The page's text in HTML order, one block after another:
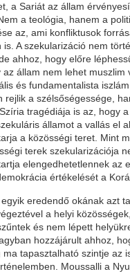
a Sariát az állam
a teológia, hanem a
az, ami konfliktusok
is. A szekularizáció nem
ahhoz, hogy előre
állam nem lehet muszlim
és fundamentalista
rejlik a szélsőségessége,
tragédiája is az, hogy
államot a vallás el
a közösségi teret. Mint
terek szekularizációja
elengedhetetlennek az
értékelését a
eredendő okának azt
a helyi
és nem lépett
hozzájárult ahhoz,
ma tapasztalható szintje az
Moussalli a